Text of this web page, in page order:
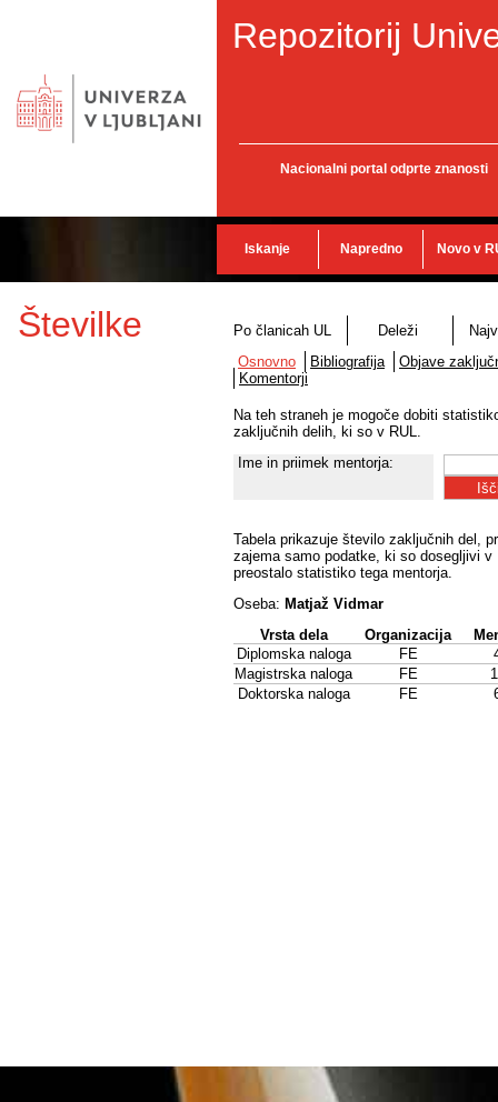
Repozitorij
Nacionalni portal odprte znanosti
Iskanje Napredno Novo v
Številke Po članicah UL Deleži
Osnovno
Bibliografija
Objave
Komentorji
Na teh straneh je mogoče dobiti
zaključnih delih, ki so v RUL.
Ime in priimek mentorja:
Tabela prikazuje število zaključnih del,
zajema samo podatke, ki so dosegljivi
preostalo statistiko tega mentorja.
Oseba: Matjaž Vidmar
Vrsta dela
Organizacija
Diplomska naloga
FE
Magistrska naloga
FE
Doktorska naloga
FE